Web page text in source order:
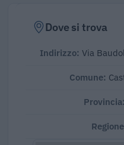
Dove si trova
Indirizzo: Via
Comune:
Provincia: